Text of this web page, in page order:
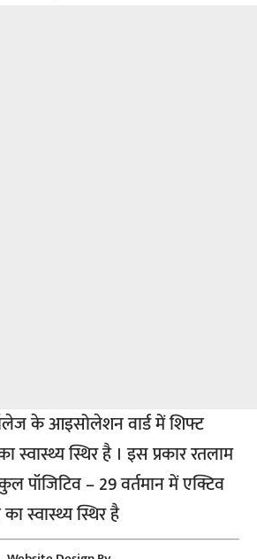
के आइसोलेशन वार्ड में शिफ्ट
स्वास्थ्य स्थिर है । इस प्रकार रतलाम
– 29 वर्तमान में एक्टिव
स्वास्थ्य स्थिर है